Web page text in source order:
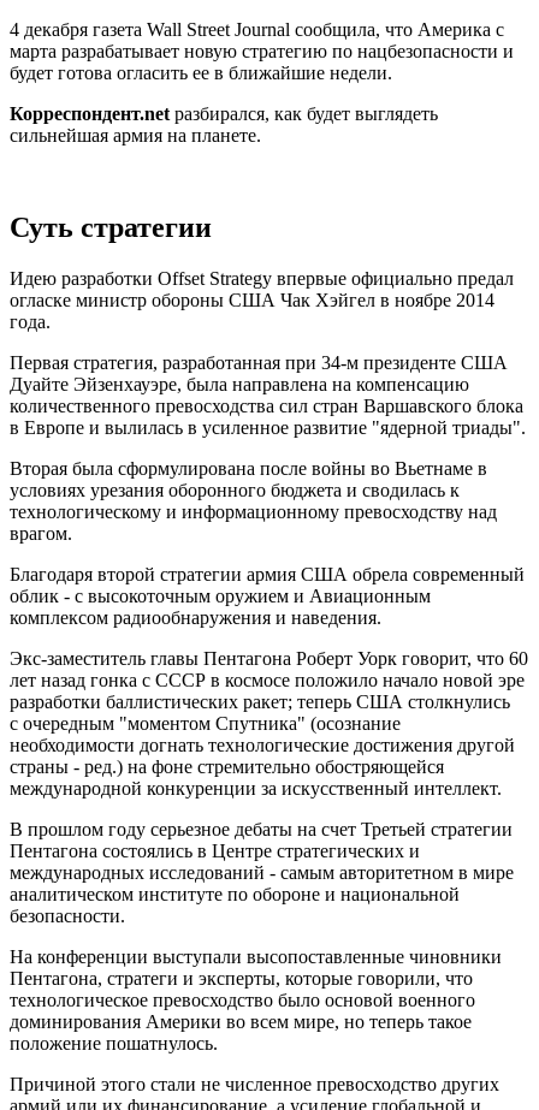
4 декабря газета Wall Street Journal сообщила, что Америка с
марта разрабатывает новую стратегию по нацбезопасности и
будет готова огласить ее в ближайшие недели.
Корреспондент.net разбирался, как будет выглядеть
сильнейшая армия на планете.
Суть стратегии
Идею разработки Offset Strategy впервые официально предал
огласке министр обороны США Чак Хэйгел в ноябре 2014
года.
Первая стратегия, разработанная при 34-м президенте США
Дуайте Эйзенхауэре, была направлена на компенсацию
количественного превосходства сил стран Варшавского блока
в Европе и вылилась в усиленное развитие "ядерной триады".
Вторая была сформулирована после войны во Вьетнаме в
условиях урезания оборонного бюджета и сводилась к
технологическому и информационному превосходству над
врагом.
Благодаря второй стратегии армия США обрела современный
облик - с высокоточным оружием и Авиационным
комплексом радиообнаружения и наведения.
Экс-заместитель главы Пентагона Роберт Уорк говорит, что 60
лет назад гонка с СССР в космосе положило начало новой эре
разработки баллистических ракет; теперь США столкнулись
с очередным "моментом Спутника" (осознание
необходимости догнать технологические достижения другой
страны - ред.) на фоне стремительно обостряющейся
международной конкуренции за искусственный интеллект.
В прошлом году серьезное дебаты на счет Третьей стратегии
Пентагона состоялись в Центре стратегических и
международных исследований - самым авторитетном в мире
аналитическом институте по обороне и национальной
безопасности.
На конференции выступали высопоставленные чиновники
Пентагона, стратеги и эксперты, которые говорили, что
технологическое превосходство было основой военного
доминирования Америки во всем мире, но теперь такое
положение пошатнулось.
Причиной этого стали не численное превосходство других
армий или их финансирование, а усиление глобальной и